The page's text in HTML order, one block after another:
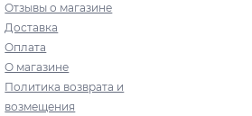
Отзывы о магазине
Доставка
Оплата
О магазине
Политика возврата и
возмещения